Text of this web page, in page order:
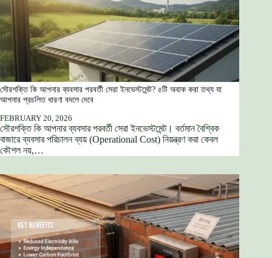
সৌরশক্তি কি আপনার ব্যবসার পরবর্তী সেরা ইনভেস্টমেন্ট? ৫টি অবাক করা তথ্য যা
আপনার প্রচলিত ধারণা বদলে দেবে
FEBRUARY 20, 2026
সৌরশক্তি কি আপনার ব্যবসার পরবর্তী সেরা ইনভেস্টমেন্ট। বর্তমান বৈশ্বিক
বাজারে ব্যবসার পরিচালন ব্যয় (Operational Cost) নিয়ন্ত্রণ করা কেবল
কৌশল নয়,…